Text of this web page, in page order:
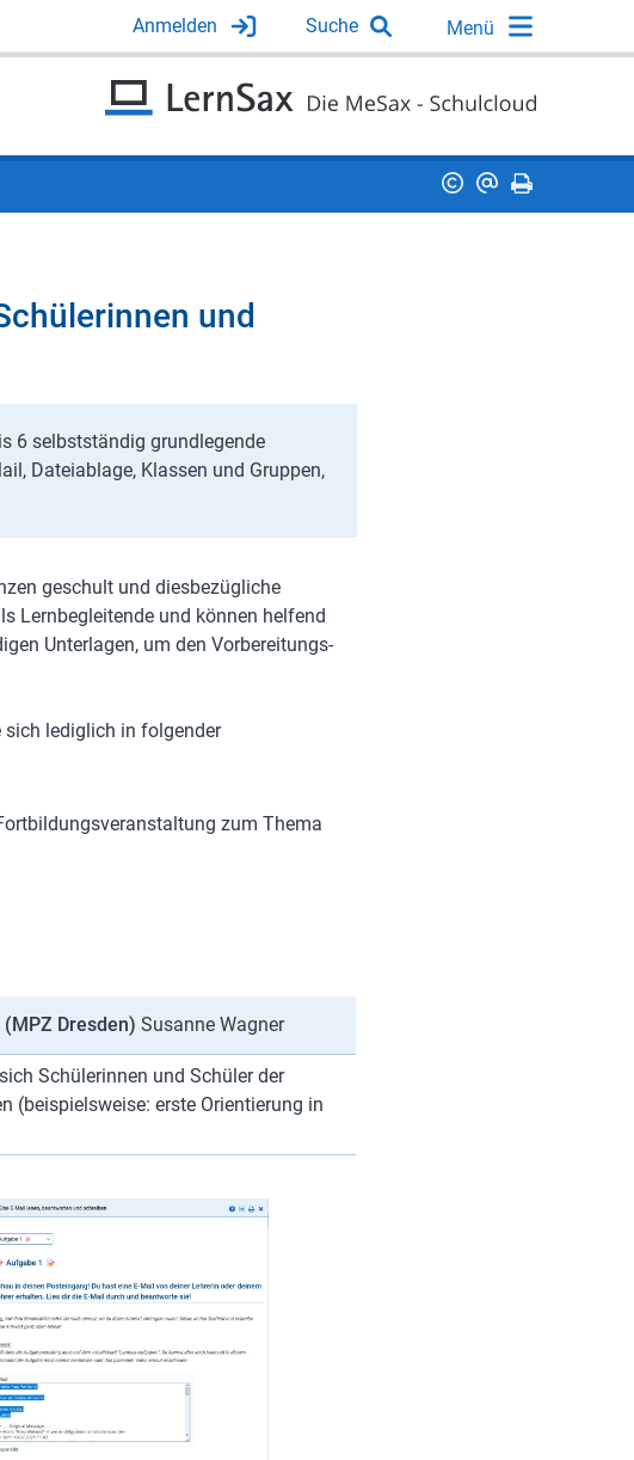
Anmelden Suche
und
6 selbstständig grundlegende
Dateiablage, Klassen und Gruppen,
geschult und diesbezügliche
Lernbegleitende und können helfend
Unterlagen, um den Vorbereitungs-
sich lediglich in folgender
zum Thema
Dresden) Susanne Wagner
Schülerinnen und Schüler der
(beispielsweise: erste Orientierung in